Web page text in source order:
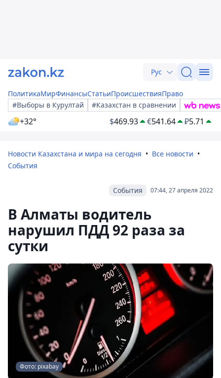
Рус
ПолитикаМирФинансыСтатьиПроисшествияПраво
#Выборы в Курултай
#Казахстан в сравнении
+32° $469.93 €541.64 ₽5.71
Новости Казахстана и мира на сегодня
Все новости
События
07:44, 27 апреля 2022
События
В Алматы водитель
нарушил ПДД 92 раза за
сутки
Фото: pixabay